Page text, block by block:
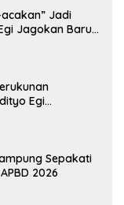
Jadi
Jagokan Baru
Egi
Sepakati
2026